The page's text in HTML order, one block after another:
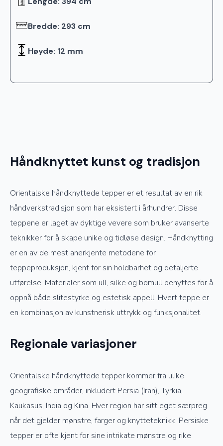
Bredde: 293 cm
Høyde: 12 mm
Håndknyttet kunst og tradisjon
Orientalske håndknyttede tepper er et resultat av en rik
håndverkstradisjon som har eksistert i århundrer. Disse
teppene er laget av dyktige vevere som bruker avanserte
teknikker for å skape unike og tidløse design. Håndknytting
er en av de mest anerkjente metodene for
teppeproduksjon, kjent for sin holdbarhet og detaljerte
utførelse. Materialer som ull, silke og bomull benyttes for å
oppnå både slitestyrke og estetisk appell. Hvert teppe er
en kombinasjon av kunstnerisk uttrykk og funksjonalitet.
Regionale variasjoner
Orientalske håndknyttede tepper kommer fra ulike
geografiske områder, inkludert Persia (Iran), Tyrkia,
Kaukasus, India og Kina. Hver region har sitt eget særpreg
når det gjelder mønstre, farger og knytteteknikk. Persiske
tepper er ofte kjent for sine intrikate mønstre og rike